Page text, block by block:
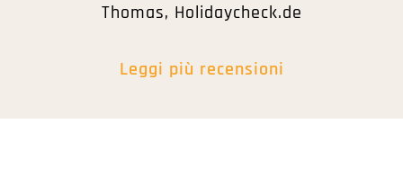
Thomas, Holidaycheck.de
Leggi più recensioni